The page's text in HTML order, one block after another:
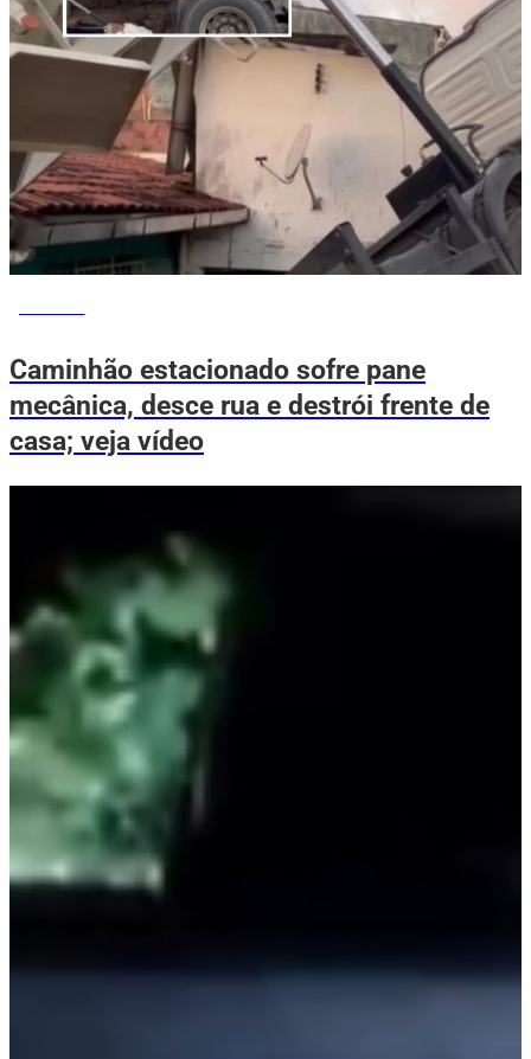
Caminhão estacionado sofre pane
mecânica, desce rua e destrói frente de
casa; veja vídeo